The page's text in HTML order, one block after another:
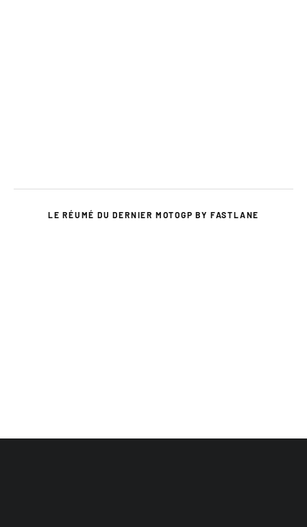
LE RÉUMÉ DU DERNIER MOTOGP BY FASTLANE